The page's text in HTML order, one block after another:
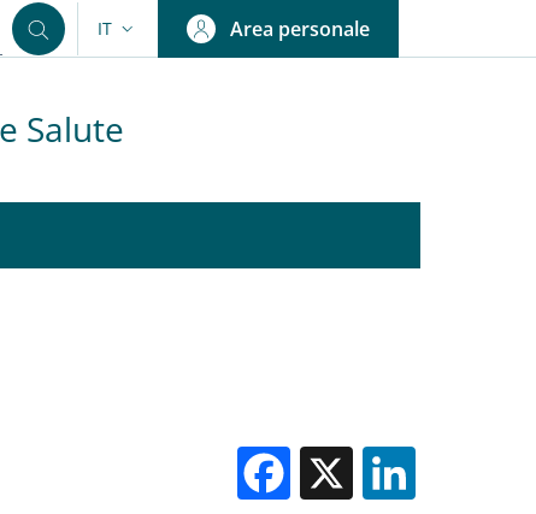
SELETTORE LINGUA: CURRENT LANGUAGE
IT Area personale
Salute
Facebook
X